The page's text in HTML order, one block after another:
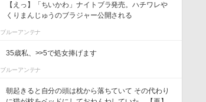
【えっ】「ちいかわ」ナイトブラ発売。ハチワレや
くりまんじゅうのブラジャー公開される
ブルーアンテナ
35歳私、>>5で処女捧げます
ブルーアンテナ
朝起きると自分の頭は枕から落ちていて その代わり